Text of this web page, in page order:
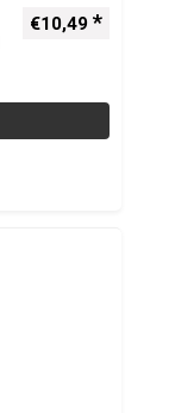
€10,49